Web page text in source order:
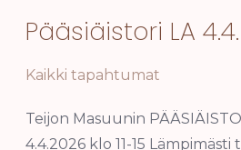
Pääsiäistori LA 4.4.
Kaikki tapahtumat
Teijon Masuunin
4.4.2026 klo 11-15